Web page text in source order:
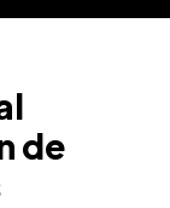
de